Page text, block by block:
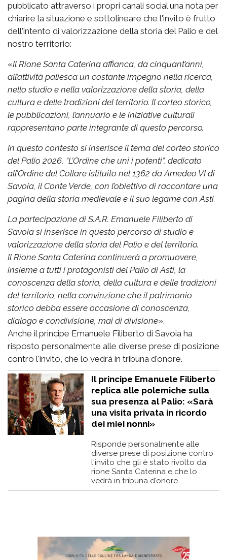
pubblicato attraverso i propri canali social una nota per
chiarire la situazione e sottolineare che l'invito è frutto
dell'intento di valorizzazione della storia del Palio e del
nostro territorio:
«Il Rione Santa Caterina affianca, da cinquant’anni,
all’attività paliesca un costante impegno nella ricerca,
nello studio e nella valorizzazione della storia, della
cultura e delle tradizioni del territorio. Il corteo storico,
le pubblicazioni, l’annuario e le iniziative culturali
rappresentano parte integrante di questo percorso.
In questo contesto si inserisce il tema del corteo storico
del Palio 2026, “L’Ordine che unì i potenti”, dedicato
all’Ordine del Collare istituito nel 1362 da Amedeo VI di
Savoia, il Conte Verde, con l’obiettivo di raccontare una
pagina della storia medievale e il suo legame con Asti.
La partecipazione di S.A.R. Emanuele Filiberto di
Savoia si inserisce in questo percorso di studio e
valorizzazione della storia del Palio e del territorio.
Il Rione Santa Caterina continuerà a promuovere,
insieme a tutti i protagonisti del Palio di Asti, la
conoscenza della storia, della cultura e delle tradizioni
del territorio, nella convinzione che il patrimonio
storico debba essere occasione di conoscenza,
dialogo e condivisione, mai di divisione».
Anche il principe Emanuele Filiberto di Savoia ha
risposto personalmente alle diverse prese di posizione
contro l'invito, che lo vedrà in tribuna d'onore.
Il principe Emanuele Filiberto
replica alle polemiche sulla
sua presenza al Palio: «Sarà
una visita privata in ricordo
dei miei nonni»
Risponde personalmente alle
diverse prese di posizione contro
l'invito che gli è stato rivolto da
rione Santa Caterina e che lo
vedrà in tribuna d'onore